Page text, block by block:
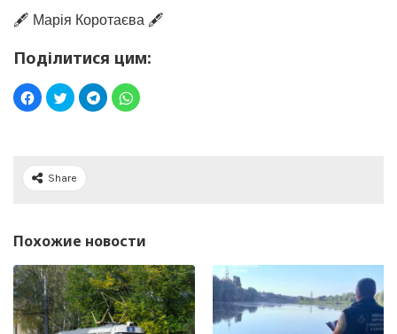
🖋️ Марія Коротаєва 🖋️
Поділитися цим:
Share
Похожие новости